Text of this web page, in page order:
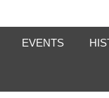
EVENTS